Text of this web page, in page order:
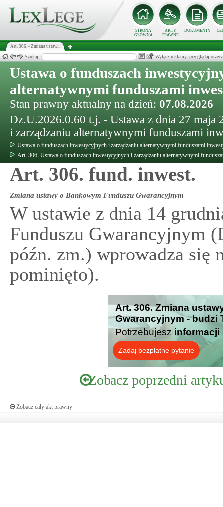
STRONA
GŁÓWNA
AKTY
PRAWNE
DOKUMENTY
Art. 306. - Zmiana ustaw...
Szukaj: Wyłącz reklamy, przeglądaj
Ustawa o funduszach
alternatywnymi funduszami
Stan prawny aktualny na dzień: 07.08.2026
Dz.U.2026.0.60 t.j. - Ustawa z dnia 27 maja
i zarządzaniu alternatywnymi funduszami
Ustawa o funduszach inwestycyjnych i zarządzaniu alternatywnymi funduszami
Art. 306. Ustawa o funduszach inwestycyjnych i zarządzaniu alternatywnymi
Art. 306. fund. inwest.
Zmiana ustawy o Bankowym Funduszu Gwarancyjnym
W ustawie z dnia 14
Funduszu Gwarancyjnym
późn. zm.) wprowadza się
pominięto).
Art. 306. Zmiana
Gwarancyjnym - budzi
Potrzebujesz informacji
Zadaj bezpłatne pytanie
Zobacz poprzedni
Zobacz cały akt prawny